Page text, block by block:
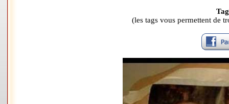
(les tags vous permettent de